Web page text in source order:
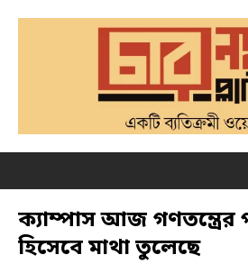
ক্যাম্পাস আজ গণতন্ত্রের
হিসেবে মাথা তুলেছে